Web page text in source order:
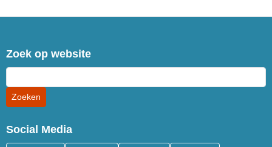
Zoek op website
Social Media